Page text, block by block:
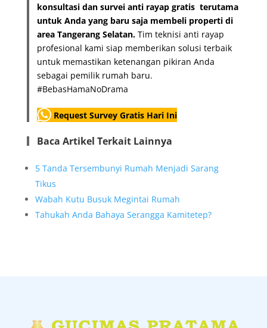
konsultasi dan survei anti rayap gratis terutama
untuk Anda yang baru saja membeli properti di
area Tangerang Selatan.Tim teknisi anti rayap
profesional kami siap memberikan solusi terbaik
untuk memastikan ketenangan pikiran Anda
sebagai pemilik rumah baru.
#BebasHamaNoDrama
Request Survey Gratis Hari Ini
Baca Artikel Terkait Lainnya
5 Tanda Tersembunyi Rumah Menjadi Sarang
Tikus
Wabah Kutu Busuk Megintai Rumah
Tahukah Anda Bahaya Serangga Kamitetep?